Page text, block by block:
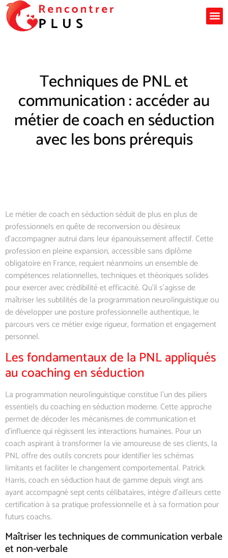
Techniques de PNL et
communication : accéder au
métier de coach en séduction
avec les bons prérequis
Le métier de coach en séduction séduit de plus en plus de
professionnels en quête de reconversion ou désireux
d’accompagner autrui dans leur épanouissement affectif. Cette
profession en pleine expansion, accessible sans diplôme
obligatoire en France, requiert néanmoins un ensemble de
compétences relationnelles, techniques et théoriques solides
pour exercer avec crédibilité et efficacité. Qu’il s’agisse de
maîtriser les subtilités de la programmation neurolinguistique ou
de développer une posture professionnelle authentique, le
parcours vers ce métier exige rigueur, formation et engagement
personnel.
Les fondamentaux de la PNL appliqués
au coaching en séduction
La programmation neurolinguistique constitue l’un des piliers
essentiels du coaching en séduction moderne. Cette approche
permet de décoder les mécanismes de communication et
d’influence qui régissent les interactions humaines. Pour un
coach aspirant à transformer la vie amoureuse de ses clients, la
PNL offre des outils concrets pour identifier les schémas
limitants et faciliter le changement comportemental. Patrick
Harris, coach en séduction haut de gamme depuis vingt ans
ayant accompagné sept cents célibataires, intègre d’ailleurs cette
certification à sa pratique professionnelle et à sa formation pour
futurs coachs.
Maîtriser les techniques de communication verbale
et non-verbale